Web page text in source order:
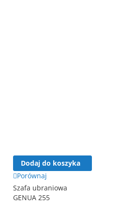
Dodaj do koszyka
Porównaj
Szafa ubraniowa
GENUA 255